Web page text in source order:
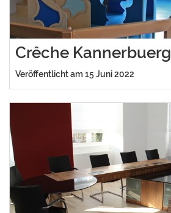
Crêche Kannerbuerg
Veröffentlicht am 15 Juni 2022